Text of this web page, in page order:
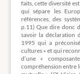
faits, cette diversité
qui sépare les
références, des
p.11) Que dire donc
savoir la déclaration
1995 qui a
cultures » et qui
d’une «
compréhension entre